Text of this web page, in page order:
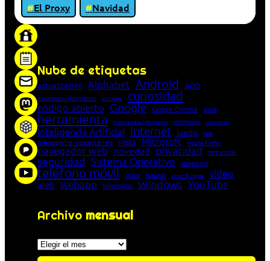
El Proxy
Navidad
Nube de etiquetas
actualización Alphabet Android app
concepto informático consejo curiosidad
código abierto Google Google Chrome guía
herramienta historia de la Informática Informática innovación
Inteligencia Artificial Internet juego lista
mensajería instantánea Meta Microsoft Mozilla Firefox
navegador web novedad privacidad red social
seguridad Sistema Operativo streaming
teléfono móvil truco tutorial Unión Europea vídeo
web webapp WhatsApp Windows YouTube
Archivo mensual
Archivos